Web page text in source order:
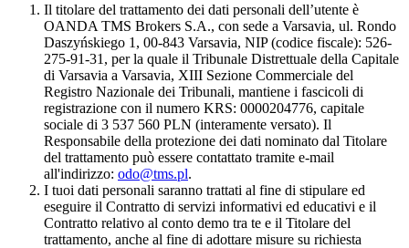
Il titolare del trattamento dei dati personali dell’utente è
OANDA TMS Brokers S.A., con sede a Varsavia, ul. Rondo
Daszyńskiego 1, 00-843 Varsavia, NIP (codice fiscale): 526-
275-91-31, per la quale il Tribunale Distrettuale della Capitale
di Varsavia a Varsavia, XIII Sezione Commerciale del
Registro Nazionale dei Tribunali, mantiene i fascicoli di
registrazione con il numero KRS: 0000204776, capitale
sociale di 3 537 560 PLN (interamente versato). Il
Responsabile della protezione dei dati nominato dal Titolare
del trattamento può essere contattato tramite e-mail
all'indirizzo: odo@tms.pl.
I tuoi dati personali saranno trattati al fine di stipulare ed
eseguire il Contratto di servizi informativi ed educativi e il
Contratto relativo al conto demo tra te e il Titolare del
trattamento, anche al fine di adottare misure su richiesta